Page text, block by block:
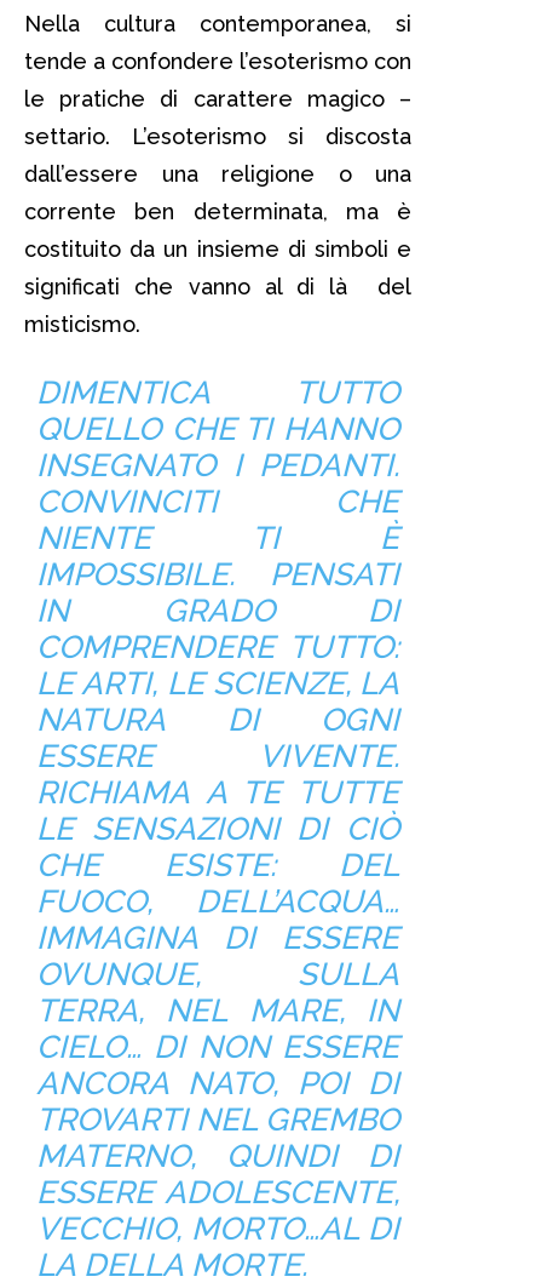
Nella cultura contemporanea, si
tende a confondere l’esoterismo con
le pratiche di carattere magico –
settario. L’esoterismo si discosta
dall’essere una religione o una
corrente ben determinata, ma è
costituito da un insieme di simboli e
significati che vanno al di là del
misticismo.
DIMENTICA TUTTO
QUELLO CHE TI HANNO
INSEGNATO I PEDANTI.
CONVINCITI CHE
NIENTE TI È
IMPOSSIBILE. PENSATI
IN GRADO DI
COMPRENDERE TUTTO:
LE ARTI, LE SCIENZE, LA
NATURA DI OGNI
ESSERE VIVENTE.
RICHIAMA A TE TUTTE
LE SENSAZIONI DI CIÒ
CHE ESISTE: DEL
FUOCO, DELL’ACQUA…
IMMAGINA DI ESSERE
OVUNQUE, SULLA
TERRA, NEL MARE, IN
CIELO… DI NON ESSERE
ANCORA NATO, POI DI
TROVARTI NEL GREMBO
MATERNO, QUINDI DI
ESSERE ADOLESCENTE,
VECCHIO, MORTO…AL DI
LA DELLA MORTE.